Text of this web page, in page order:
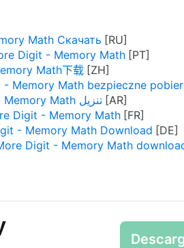
Math Скачать
Digit - Memory Math
Math下载
- Memory Math bezpieczne
One More Digit - Memory Math تنزيل
Digit - Memory Math
- Memory Math Download
Digit - Memory Math